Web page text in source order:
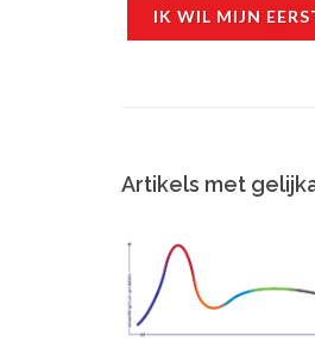
IK WIL MIJN
Artikels met